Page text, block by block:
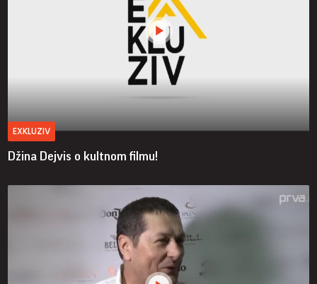
EXKLUZIV
Džina Dejvis o kultnom filmu!